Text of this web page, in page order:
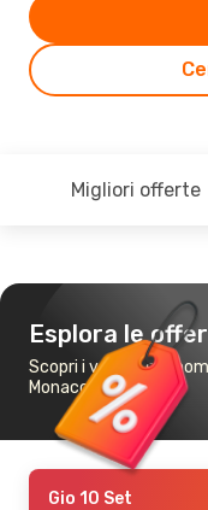
Migliori offerte
Esplora le
Scopri i voli più
Monaco di Baviera
Gio 10 Set